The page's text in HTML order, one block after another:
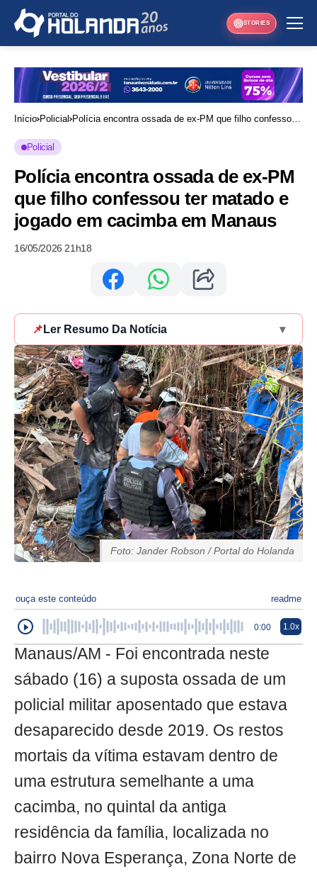
STORIES
Início Policial Polícia encontra ossada de ex-PM que filho confessou
Policial
Polícia encontra ossada de ex-PM
que filho confessou ter matado e
jogado em cacimba em Manaus
16/05/2026 21h18
📌 Ler Resumo Da Notícia ▾
Foto: Jander Robson / Portal do Holanda
ouça este conteúdo readme
0:00 1.0x
Manaus/AM - Foi encontrada neste
sábado (16) a suposta ossada de um
policial militar aposentado que estava
desaparecido desde 2019. Os restos
mortais da vítima estavam dentro de
uma estrutura semelhante a uma
cacimba, no quintal da antiga
residência da família, localizada no
bairro Nova Esperança, Zona Norte de